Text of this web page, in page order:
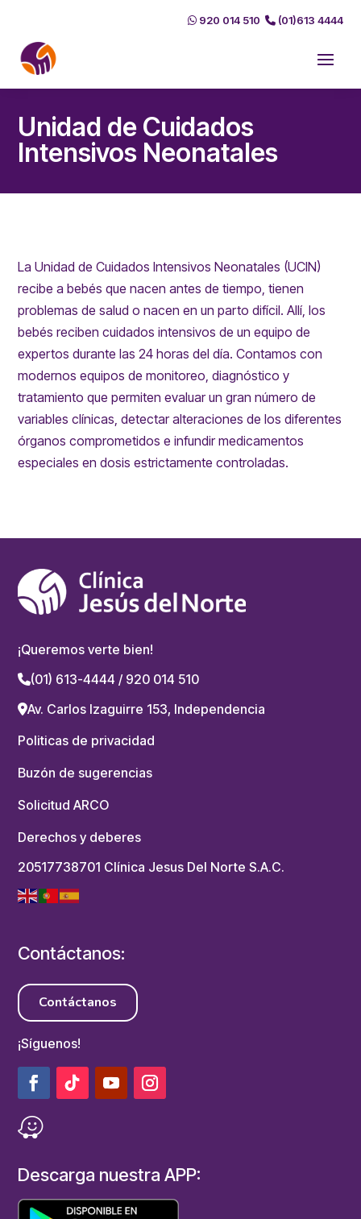
920 014 510 (01)613 4444
Unidad de Cuidados
Intensivos Neonatales
La Unidad de Cuidados Intensivos Neonatales (UCIN)
recibe a bebés que nacen antes de tiempo, tienen
problemas de salud o nacen en un parto difícil. Allí, los
bebés reciben cuidados intensivos de un equipo de
expertos durante las 24 horas del día. Contamos con
modernos equipos de monitoreo, diagnóstico y
tratamiento que permiten evaluar un gran número de
variables clínicas, detectar alteraciones de los diferentes
órganos comprometidos e infundir medicamentos
especiales en dosis estrictamente controladas.
¡Queremos verte bien!
(01) 613-4444 / 920 014 510
Av. Carlos Izaguirre 153, Independencia
Politicas de privacidad
Buzón de sugerencias
Solicitud ARCO
Derechos y deberes
20517738701 Clínica Jesus Del Norte S.A.C.
Contáctanos:
Contáctanos
¡Síguenos!
Descarga nuestra APP: